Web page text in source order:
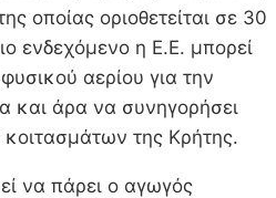
οποίας οριοθετείται σε 30
ενδεχόμενο η Ε.Ε. μπορεί
αερίου για την
και άρα να συνηγορήσει
της Κρήτης.
να πάρει ο αγωγός